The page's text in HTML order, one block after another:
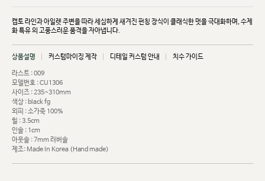
캡토 라인과 아일렛 주변을 따라 세심하게 새겨진 펀칭 장식이 클래식한 멋을 극대화하며, 수제
화 특유의 고풍스러운 품격을 자아냅니다.
상품설명 커스텀마이징 제작 디테일 커스텀 안내 치수 가이드
라스트 : 009
모델번호 : CU1306
사이즈 : 235~310mm
색상 : black fg
외피 : 소가죽 100%
힐 : 3.5cm
인솔 : 1cm
아웃솔 : 7mm 러버솔
제조: Made In Korea (Hand made)